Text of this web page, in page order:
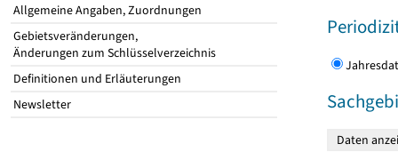
Allgemeine Angaben, Zuordnungen
Gebietsveränderungen,
Änderungen zum Schlüsselverzeichnis
Definitionen und Erläuterungen
Newsletter